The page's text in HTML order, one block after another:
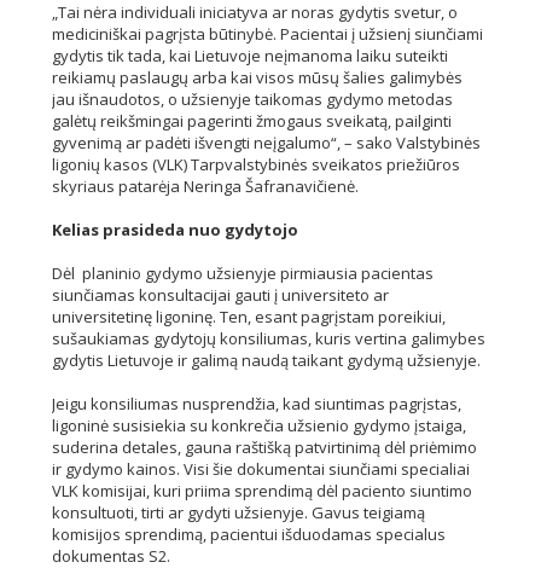
„Tai nėra individuali iniciatyva ar noras gydytis svetur, o
mediciniškai pagrįsta būtinybė. Pacientai į užsienį siunčiami
gydytis tik tada, kai Lietuvoje neįmanoma laiku suteikti
reikiamų paslaugų arba kai visos mūsų šalies galimybės
jau išnaudotos, o užsienyje taikomas gydymo metodas
galėtų reikšmingai pagerinti žmogaus sveikatą, pailginti
gyvenimą ar padėti išvengti neįgalumo“, – sako Valstybinės
ligonių kasos (VLK) Tarpvalstybinės sveikatos priežiūros
skyriaus patarėja Neringa Šafranavičienė.
Kelias prasideda nuo gydytojo
Dėl planinio gydymo užsienyje pirmiausia pacientas
siunčiamas konsultacijai gauti į universiteto ar
universitetinę ligoninę. Ten, esant pagrįstam poreikiui,
sušaukiamas gydytojų konsiliumas, kuris vertina galimybes
gydytis Lietuvoje ir galimą naudą taikant gydymą užsienyje.
Jeigu konsiliumas nusprendžia, kad siuntimas pagrįstas,
ligoninė susisiekia su konkrečia užsienio gydymo įstaiga,
suderina detales, gauna raštišką patvirtinimą dėl priėmimo
ir gydymo kainos. Visi šie dokumentai siunčiami specialiai
VLK komisijai, kuri priima sprendimą dėl paciento siuntimo
konsultuoti, tirti ar gydyti užsienyje. Gavus teigiamą
komisijos sprendimą, pacientui išduodamas specialus
dokumentas S2.